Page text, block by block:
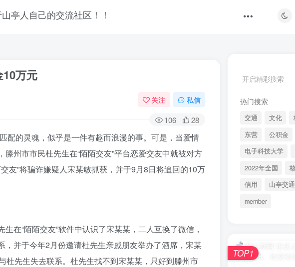
万元
关注 私信
106 28
配的灵魂，似乎是一件有趣而浪漫的事。可是，当爱情
州市市民杜先生在“陌陌交友”平台恋爱交友中就被对方
友”将骗诈嫌疑人宋某敏抓获，并于9月8日将追回的10万
在“陌陌交友”软件中认识了宋某某，二人互换了微信，
并于今年2月份邀请杜先生亲戚朋友举办了酒席，宋某
杜先生失去联系。杜先生找不到宋某某，只好到滕州市
开启精彩搜索
热门搜索
交通 文化
东营
公积金
电子科技大学
2022年全国
信用
山亭交通
member
TOP1